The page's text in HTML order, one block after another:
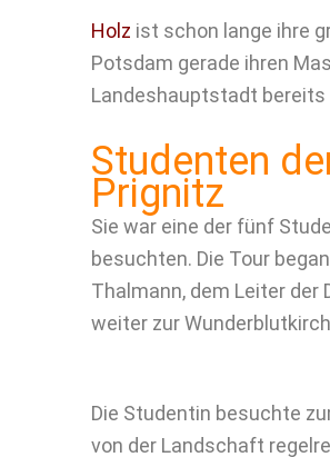
Holz ist schon lange ihre
Potsdam gerade ihren
Landeshauptstadt
Studenten
Prignitz
Sie war eine der fünf
besuchten. Die Tour
Thalmann, dem Leiter der
weiter zur
Die Studentin besuchte
von der Landschaft